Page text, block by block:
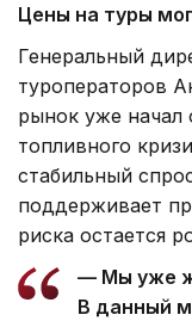
Цены на туры
Генеральный
туроператоров
рынок уже
топливного
стабильный
поддерживает
риска остается
— Мы уже
В данный